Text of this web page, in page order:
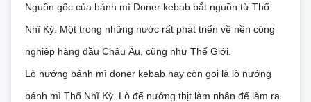
Nguồn gốc của bánh mì Doner kebab bắt nguồn từ Thổ
Nhĩ Kỳ. Một trong những nước rất phát triển về nền công
nghiệp hàng đầu Châu Âu, cũng như Thế Giới.
Lò nướng bánh mì doner kebab hay còn gọi là lò nướng
bánh mì Thổ Nhĩ Kỳ. Lò để nướng thịt làm nhân để làm ra